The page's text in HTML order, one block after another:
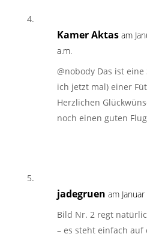
Kamer Aktas am
a.m.
@nobody Das ist
ich jetzt mal) einer
Herzlichen
noch einen guten
jadegruen am
Bild Nr. 2 regt
– es steht einfach auf